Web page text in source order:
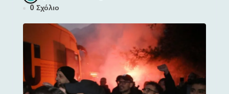
0 Σχόλιο